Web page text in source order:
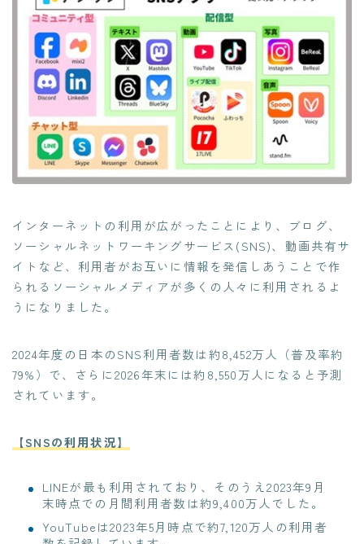
インターネットの利用が広がったことにより、ブログ、
ソーシャルネットワーキングサービス(SNS)、動画共有サ
イトなど、利用者がお互いに情報を発信しあうことで作
られるソーシャルメディアが多くの人々に利用されるよ
うになりました。
2024年度の日本のSNS利用者数は約8,452万人（普及率約
79%）で、さらに2026年末には約8,550万人になると予測
されています。
【SNSの利用状況】
LINEが最も利用されており、そのうえ2023年9月
末時点での月間利用者数は約9,400万人でした。
YouTubeは2023年5月時点で約7,120万人の利用者